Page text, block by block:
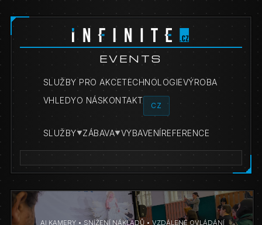
EVENTS
SLUŽBY PRO AKCETECHNOLOGIEVÝROBA
VHLEDYO NÁSKONTAKT
CZ
SLUŽBY▼ZÁBAVA▼VYBAVENÍREFERENCE
AI KAMERY • SNÍŽENÍ NÁKLADŮ • VZDÁLENÉ OVLÁDÁNÍ